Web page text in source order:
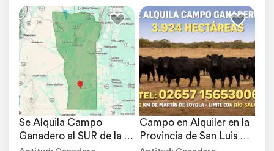
Se Alquila Campo
Ganadero al SUR de la
Campo en Alquiler en la
Provincia de San Luis